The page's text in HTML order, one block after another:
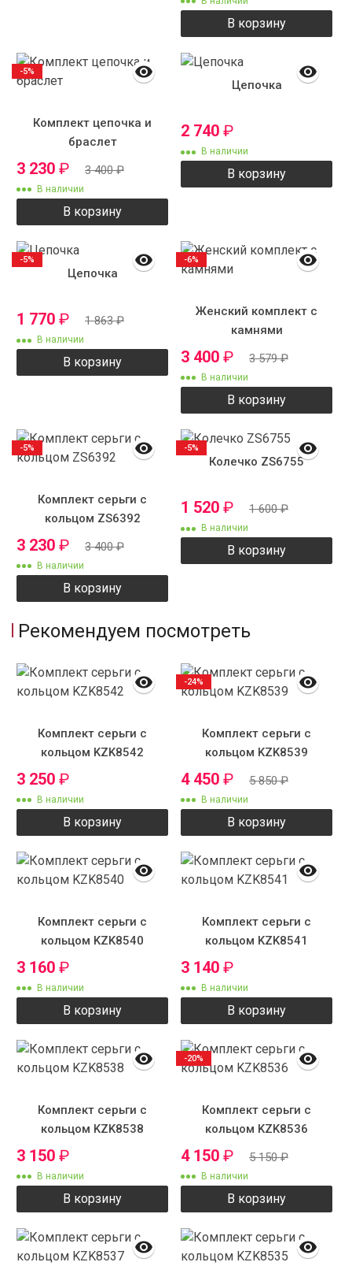
В корзину
Комплект цепочка и
браслет
3 230 ₽ 3 400₽
В наличии
В корзину
-5%
Цепочка
2 740 ₽
В наличии
В корзину
Цепочка
1 770 ₽ 1 863₽
В наличии
В корзину
-5%
Женский комплект с
камнями
3 400 ₽ 3 579₽
В наличии
В корзину
-6%
Комплект серьги с
кольцом ZS6392
3 230 ₽ 3 400₽
В наличии
В корзину
-5%
Колечко ZS6755
1 520 ₽ 1 600₽
В наличии
В корзину
-5%
Рекомендуем посмотреть
Комплект серьги с
кольцом KZK8542
3 250 ₽
В наличии
В корзину
Комплект серьги с
кольцом KZK8539
4 450 ₽ 5 850₽
В наличии
В корзину
-24%
Комплект серьги с
кольцом KZK8540
3 160 ₽
В наличии
В корзину
Комплект серьги с
кольцом KZK8541
3 140 ₽
В наличии
В корзину
Комплект серьги с
кольцом KZK8538
3 150 ₽
В наличии
В корзину
Комплект серьги с
кольцом KZK8536
4 150 ₽ 5 150₽
В наличии
В корзину
-20%